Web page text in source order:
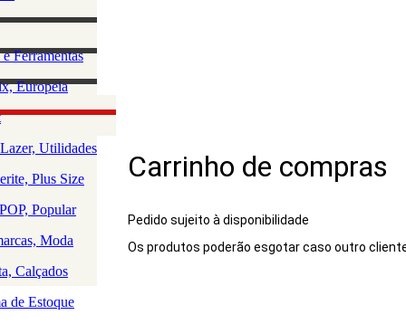
Acessórios
Masculino
e
Ferramentas
da Casa
Saúde
Europeia
Lingerie
Utilidades
Plus Size
Popular
Moda
Calçados
de Estoque
Carrinho de compras
Pedido sujeito à disponibilidade
Os produtos poderão esgotar caso outro
Produto